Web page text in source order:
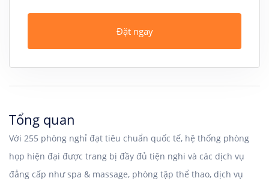
Đặt ngay
Tổng quan
Với 255 phòng nghỉ đạt tiêu chuẩn quốc tế, hệ thống phòng
họp hiện đại được trang bị đầy đủ tiện nghi và các dịch vụ
đẳng cấp như spa & massage, phòng tập thể thao, dịch vụ